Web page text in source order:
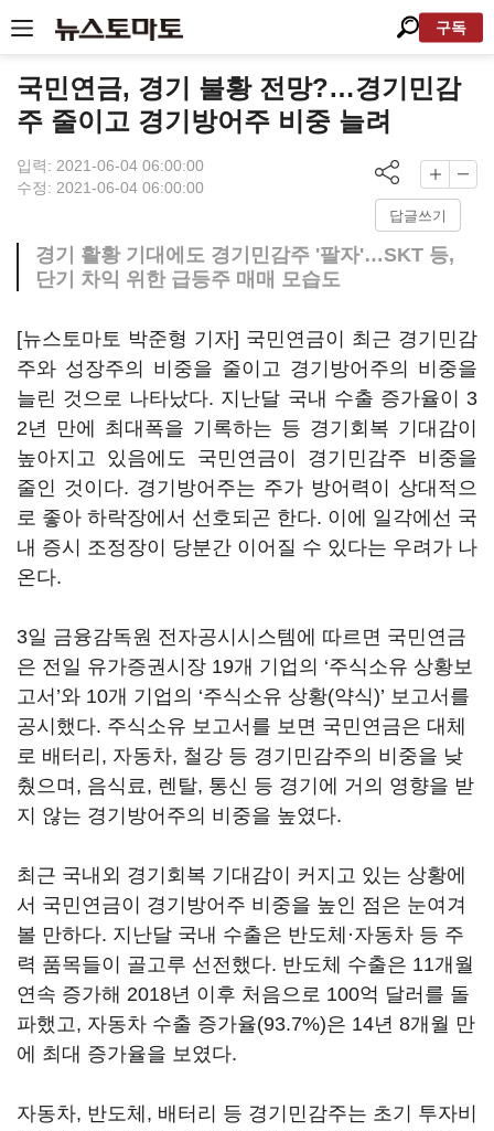
구독
국민연금, 경기 불황 전망?…경기민감
주 줄이고 경기방어주 비중 늘려
입력: 2021-06-04 06:00:00
수정: 2021-06-04 06:00:00
답글쓰기
경기 활황 기대에도 경기민감주 '팔자'…SKT 등,
단기 차익 위한 급등주 매매 모습도
[뉴스토마토 박준형 기자] 국민연금이 최근 경기민감
주와 성장주의 비중을 줄이고 경기방어주의 비중을
늘린 것으로 나타났다. 지난달 국내 수출 증가율이 3
2년 만에 최대폭을 기록하는 등 경기회복 기대감이
높아지고 있음에도 국민연금이 경기민감주 비중을
줄인 것이다. 경기방어주는 주가 방어력이 상대적으
로 좋아 하락장에서 선호되곤 한다. 이에 일각에선 국
내 증시 조정장이 당분간 이어질 수 있다는 우려가 나
온다.
3일 금융감독원 전자공시시스템에 따르면 국민연금
은 전일 유가증권시장 19개 기업의 ‘주식소유 상황보
고서’와 10개 기업의 ‘주식소유 상황(약식)’ 보고서를
공시했다. 주식소유 보고서를 보면 국민연금은 대체
로 배터리, 자동차, 철강 등 경기민감주의 비중을 낮
췄으며, 음식료, 렌탈, 통신 등 경기에 거의 영향을 받
지 않는 경기방어주의 비중을 높였다.
최근 국내외 경기회복 기대감이 커지고 있는 상황에
서 국민연금이 경기방어주 비중을 높인 점은 눈여겨
볼 만하다. 지난달 국내 수출은 반도체·자동차 등 주
력 품목들이 골고루 선전했다. 반도체 수출은 11개월
연속 증가해 2018년 이후 처음으로 100억 달러를 돌
파했고, 자동차 수출 증가율(93.7%)은 14년 8개월 만
에 최대 증가율을 보였다.
자동차, 반도체, 배터리 등 경기민감주는 초기 투자비